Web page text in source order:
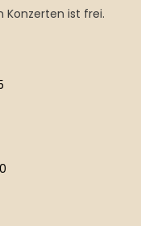
Konzerten ist frei.